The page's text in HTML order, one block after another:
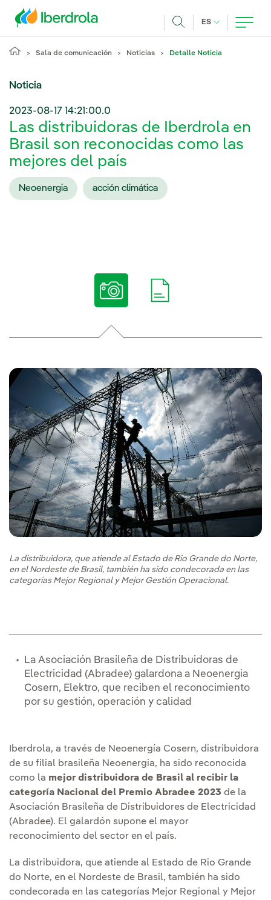
ES IDIOMA
Sala de comunicación Noticias Detalle Noticia
Noticia
2023-08-17 14:21:00.0
Las distribuidoras de Iberdrola en
Brasil son reconocidas como las
mejores del país
Neoenergia acción climática
La distribuidora, que atiende al Estado de Rio Grande do Norte,
en el Nordeste de Brasil, también ha sido condecorada en las
categorías Mejor Regional y Mejor Gestión Operacional.
La Asociación Brasileña de Distribuidoras de
Electricidad (Abradee) galardona a Neoenergia
Cosern, Elektro, que reciben el reconocimiento
por su gestión, operación y calidad
Iberdrola, a través de Neoenergía Cosern, distribuidora
de su filial brasileña Neoenergia, ha sido reconocida
como la mejor distribuidora de Brasil al recibir la
categoría Nacional del Premio Abradee 2023 de la
Asociación Brasileña de Distribuidores de Electricidad
(Abradee). El galardón supone el mayor
reconocimiento del sector en el país.
La distribuidora, que atiende al Estado de Rio Grande
do Norte, en el Nordeste de Brasil, también ha sido
condecorada en las categorías Mejor Regional y Mejor